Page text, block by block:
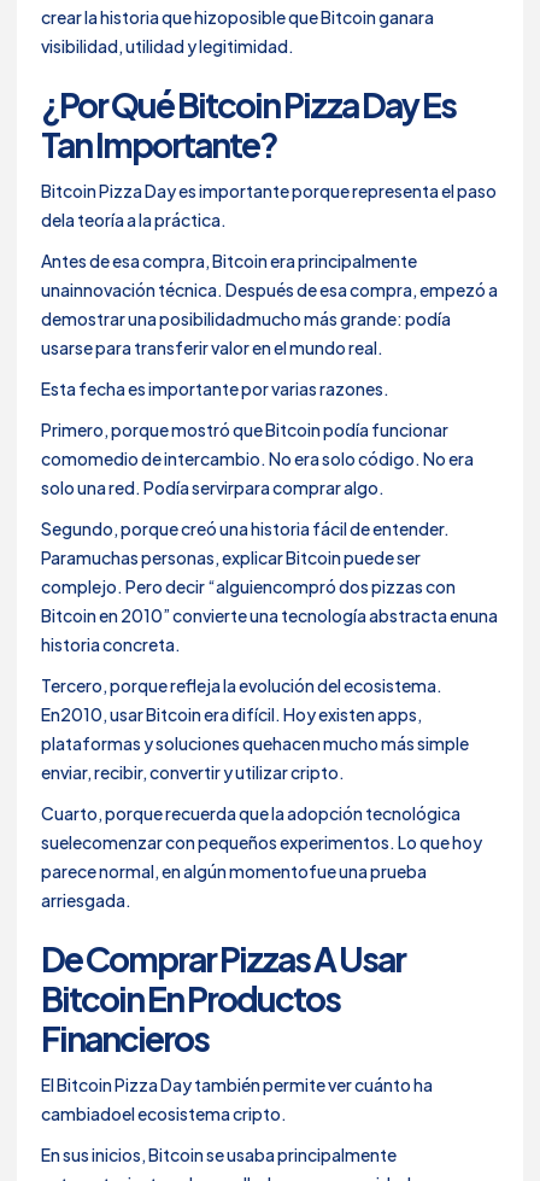
crear la historia que hizoposible que Bitcoin ganara
visibilidad, utilidad y legitimidad.
¿Por Qué Bitcoin Pizza Day Es
Tan Importante?
Bitcoin Pizza Day es importante porque representa el paso
dela teoría a la práctica.
Antes de esa compra, Bitcoin era principalmente
unainnovación técnica. Después de esa compra, empezó a
demostrar una posibilidadmucho más grande: podía
usarse para transferir valor en el mundo real.
Esta fecha es importante por varias razones.
Primero, porque mostró que Bitcoin podía funcionar
comomedio de intercambio. No era solo código. No era
solo una red. Podía servirpara comprar algo.
Segundo, porque creó una historia fácil de entender.
Paramuchas personas, explicar Bitcoin puede ser
complejo. Pero decir “alguiencompró dos pizzas con
Bitcoin en 2010” convierte una tecnología abstracta enuna
historia concreta.
Tercero, porque refleja la evolución del ecosistema.
En2010, usar Bitcoin era difícil. Hoy existen apps,
plataformas y soluciones quehacen mucho más simple
enviar, recibir, convertir y utilizar cripto.
Cuarto, porque recuerda que la adopción tecnológica
suelecomenzar con pequeños experimentos. Lo que hoy
parece normal, en algún momentofue una prueba
arriesgada.
De Comprar Pizzas A Usar
Bitcoin En Productos
Financieros
El Bitcoin Pizza Day también permite ver cuánto ha
cambiadoel ecosistema cripto.
En sus inicios, Bitcoin se usaba principalmente